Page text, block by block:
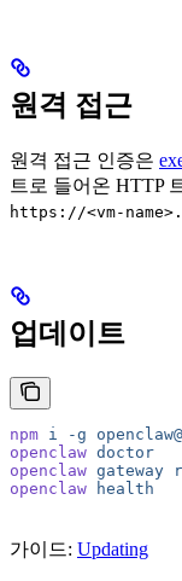
원격 접근
원격 접근 인증은
트로 들어온 HTTP
https://<vm-
업데이트
npm i -g
openclaw doctor
openclaw gateway
openclaw health
가이드: Updating